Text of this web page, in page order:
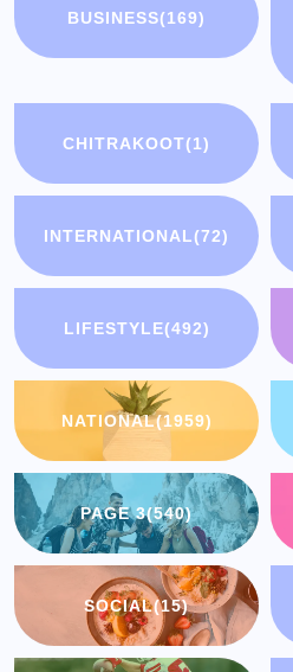
BUSINESS(169)
CHITRAKOOT(1)
INTERNATIONAL(72)
LIFESTYLE(492)
NATIONAL(1959)
PAGE 3(540)
SOCIAL(15)